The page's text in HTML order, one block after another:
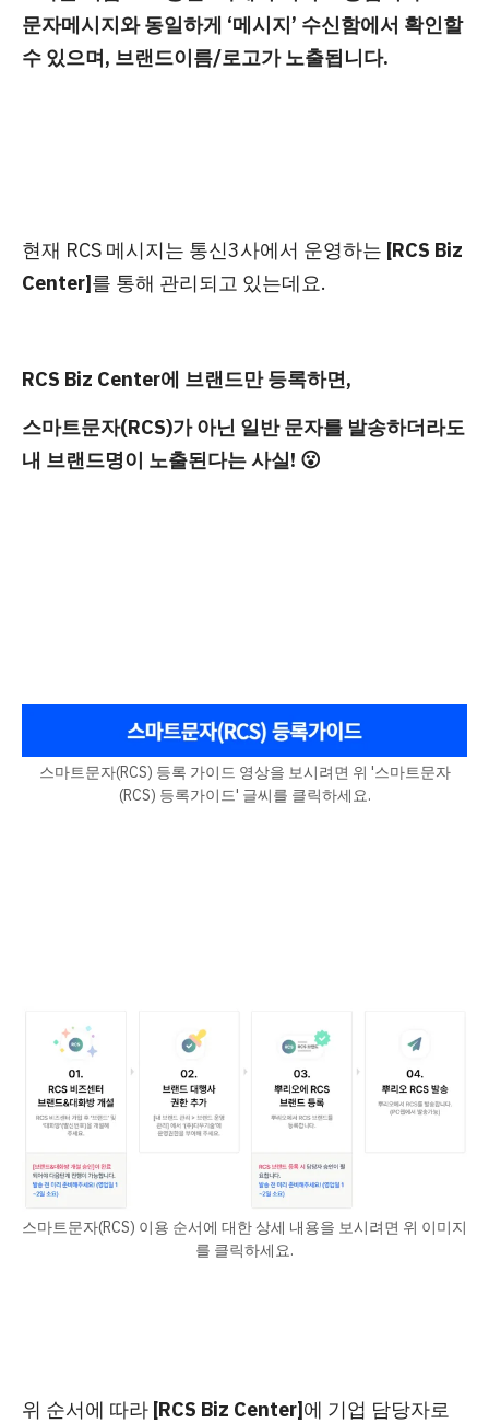
문자메시지와 동일하게 ‘메시지’ 수신함에서 확인할
수 있으며, 브랜드이름/로고가 노출됩니다.
현재 RCS 메시지는 통신3사에서 운영하는 [RCS Biz
Center]를 통해 관리되고 있는데요.
RCS Biz Center에 브랜드만 등록하면,
스마트문자(RCS)가 아닌 일반 문자를 발송하더라도
내 브랜드명이 노출된다는 사실! 😮
스마트문자(RCS) 등록 가이드 영상을 보시려면 위 '스마트문자
(RCS) 등록가이드' 글씨를 클릭하세요.
스마트문자(RCS) 이용 순서에 대한 상세 내용을 보시려면 위 이미지
를 클릭하세요.
위 순서에 따라 [RCS Biz Center]에 기업 담당자로